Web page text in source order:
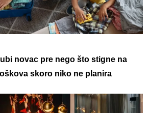
novac pre nego što stigne na
skoro niko ne planira